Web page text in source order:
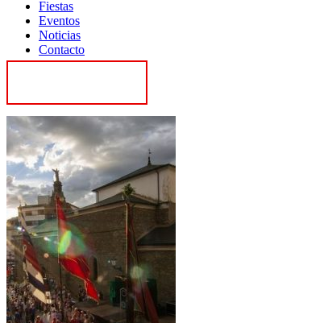
Fiestas
Eventos
Noticias
Contacto